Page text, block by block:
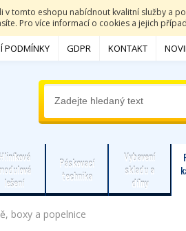
v tomto eshopu nabídnout kvalitní služby a
Pro více informací o cookies a jejich
PODMÍNKY GDPR KONTAKT
Hliníková
lešení
Páskovací
technika
Vybavení
skladu a
dílny
boxy a popelnice